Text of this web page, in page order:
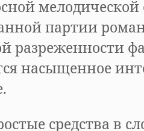
партии
разреженности
насыщенное
средства в